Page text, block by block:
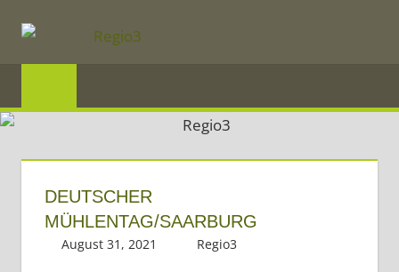
Inhalt
springen
Region
Mosel
DEUTSCHER
MÜHLENTAG/SAARBURG
August 31, 2021 Regio3